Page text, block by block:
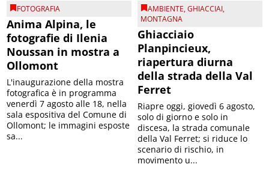
FOTOGRAFIA
Anima Alpina, le
fotografie di Ilenia
Noussan in mostra a
Ollomont
L'inaugurazione della mostra
fotografica è in programma
venerdì 7 agosto alle 18, nella
sala espositiva del Comune di
Ollomont; le immagini esposte
sa...
AMBIENTE,GHIACCIAI,
MONTAGNA
Ghiacciaio
Planpincieux,
riapertura diurna
della strada della Val
Ferret
Riapre oggi, giovedì 6 agosto,
solo di giorno e solo in
discesa, la strada comunale
della Val Ferret; si riduce lo
scenario di rischio, in
movimento u...